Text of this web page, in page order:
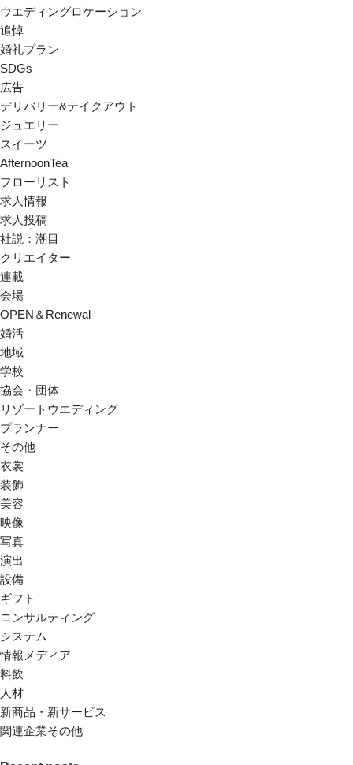
ウエディングロケーション
追悼
婚礼プラン
SDGs
広告
デリバリー&テイクアウト
ジュエリー
スイーツ
AfternoonTea
フローリスト
求人情報
求人投稿
社説：潮目
クリエイター
連載
会場
OPEN＆Renewal
婚活
地域
学校
協会・団体
リゾートウエディング
プランナー
その他
衣裳
装飾
美容
映像
写真
演出
設備
ギフト
コンサルティング
システム
情報メディア
料飲
人材
新商品・新サービス
関連企業その他